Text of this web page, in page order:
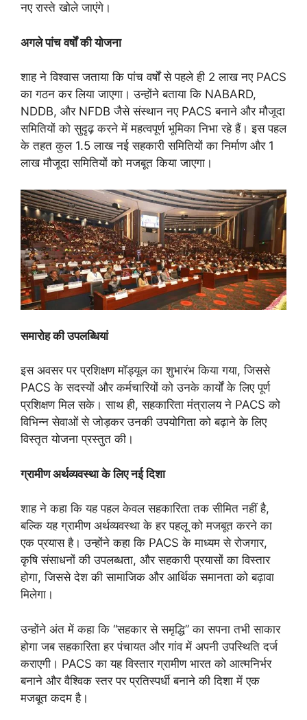
नए रास्ते खोले जाएंगे।
अगले पांच वर्षों की योजना
शाह ने विश्वास जताया कि पांच वर्षों से पहले ही 2 लाख नए PACS
का गठन कर लिया जाएगा। उन्होंने बताया कि NABARD,
NDDB, और NFDB जैसे संस्थान नए PACS बनाने और मौजूदा
समितियों को सुदृढ़ करने में महत्वपूर्ण भूमिका निभा रहे हैं। इस पहल
के तहत कुल 1.5 लाख नई सहकारी समितियों का निर्माण और 1
लाख मौजूदा समितियों को मजबूत किया जाएगा।
समारोह की उपलब्धियां
इस अवसर पर प्रशिक्षण मॉड्यूल का शुभारंभ किया गया, जिससे
PACS के सदस्यों और कर्मचारियों को उनके कार्यों के लिए पूर्ण
प्रशिक्षण मिल सके। साथ ही, सहकारिता मंत्रालय ने PACS को
विभिन्न सेवाओं से जोड़कर उनकी उपयोगिता को बढ़ाने के लिए
विस्तृत योजना प्रस्तुत की।
ग्रामीण अर्थव्यवस्था के लिए नई दिशा
शाह ने कहा कि यह पहल केवल सहकारिता तक सीमित नहीं है,
बल्कि यह ग्रामीण अर्थव्यवस्था के हर पहलू को मजबूत करने का
एक प्रयास है। उन्होंने कहा कि PACS के माध्यम से रोजगार,
कृषि संसाधनों की उपलब्धता, और सहकारी प्रयासों का विस्तार
होगा, जिससे देश की सामाजिक और आर्थिक समानता को बढ़ावा
मिलेगा।
उन्होंने अंत में कहा कि “सहकार से समृद्धि” का सपना तभी साकार
होगा जब सहकारिता हर पंचायत और गांव में अपनी उपस्थिति दर्ज
कराएगी। PACS का यह विस्तार ग्रामीण भारत को आत्मनिर्भर
बनाने और वैश्विक स्तर पर प्रतिस्पर्धी बनाने की दिशा में एक
मजबूत कदम है।